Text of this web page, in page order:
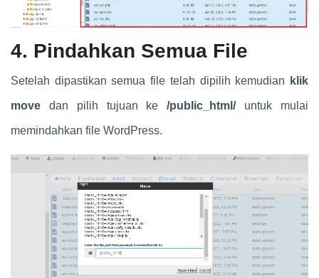
4. Pindahkan Semua File
Setelah dipastikan semua file telah dipilih kemudian klik
move dan pilih tujuan ke/public_html/ untuk mulai
memindahkan file WordPress.